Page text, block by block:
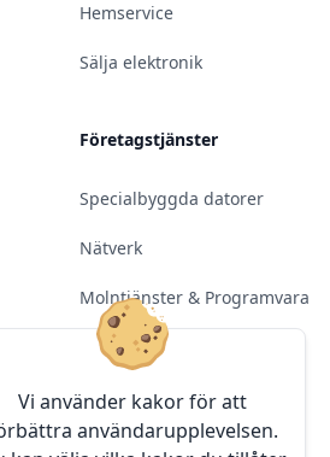
Vi använder kakor för att
användarupplevelsen.
Hemservice
Sälja elektronik
Företagstjänster
Specialbyggda datorer
Nätverk
Molntjänster & Programvara
Server & Backup
Kameraövervakning
Konferens & Public Display